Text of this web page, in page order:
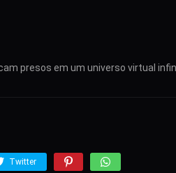
presos em um universo virtual
Twitter